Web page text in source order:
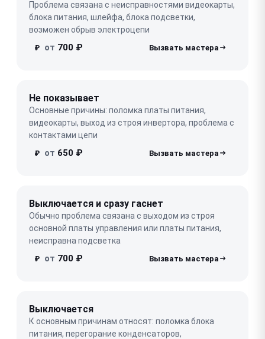
Проблема связана с неисправностями видеокарты,
блока питания, шлейфа, блока подсветки,
возможен обрыв электроцепи
₽ от 700 ₽
Не показывает
Основные причины: поломка платы питания,
видеокарты, выход из строя инвертора, проблема с
контактами цепи
₽ от 650 ₽
Выключается и сразу гаснет
Обычно проблема связана с выходом из строя
основной платы управления или платы питания,
неисправна подсветка
₽ от 700 ₽
Выключается
К основным причинам относят: поломка блока
питания, перегорание конденсаторов,